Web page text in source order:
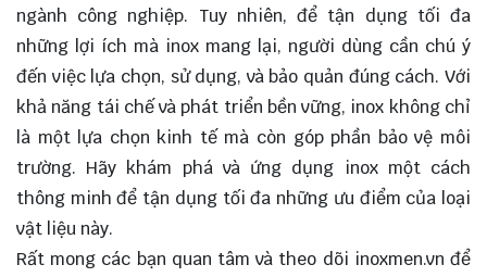
ngành công nghiệp. Tuy nhiên, để tận dụng tối đa
những lợi ích mà inox mang lại, người dùng cần chú ý
đến việc lựa chọn, sử dụng, và bảo quản đúng cách. Với
khả năng tái chế và phát triển bền vững, inox không chỉ
là một lựa chọn kinh tế mà còn góp phần bảo vệ môi
trường. Hãy khám phá và ứng dụng inox một cách
thông minh để tận dụng tối đa những ưu điểm của loại
vật liệu này.
Rất mong các bạn quan tâm và theo dõi inoxmen.vn để